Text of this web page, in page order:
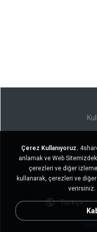
Kişisel
Kişisel
Türkçe
Çerez Kullanıyoruz.
anlamak ve Web
çerezleri ve diğer
kullanarak, çerezleri ve
verirsiniz.